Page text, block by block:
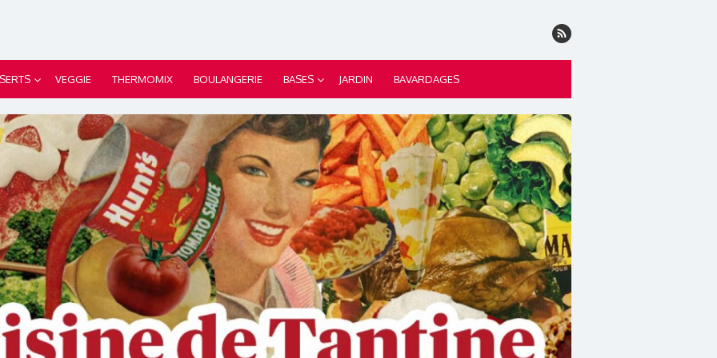
VEGGIE THERMOMIX BOULANGERIE BASES JARDIN BAVARDAGES